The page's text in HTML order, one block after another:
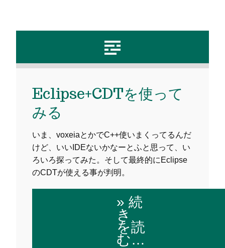
Eclipse+CDTを使って
みる
いま、voxeiaとかでC++使いまくってるんだ
けど、いいIDEないかなーとふと思って、い
ろいろ探ってみた。そして最終的にEclipse
のCDTが使える事が判明。
» 続
き
を読
む…